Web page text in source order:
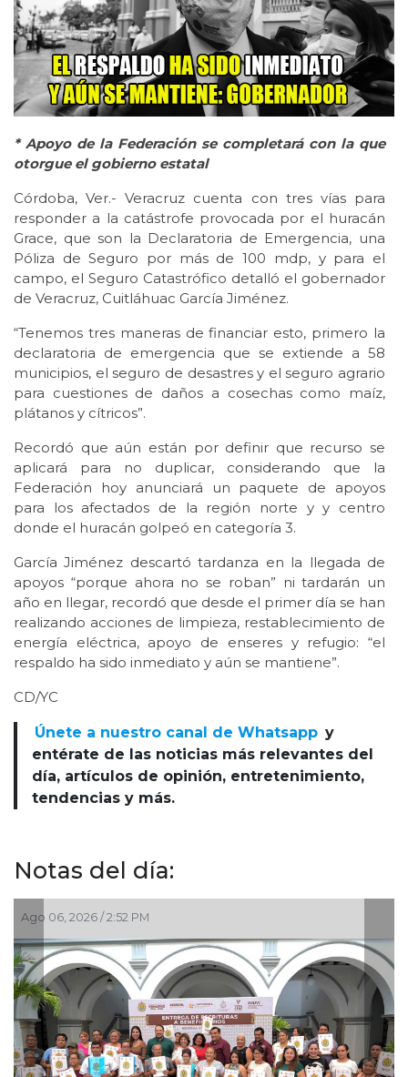
* Apoyo de la Federación se completará con la que
otorgue el gobierno estatal
Córdoba, Ver.- Veracruz cuenta con tres vías para
responder a la catástrofe provocada por el huracán
Grace, que son la Declaratoria de Emergencia, una
Póliza de Seguro por más de 100 mdp, y para el
campo, el Seguro Catastrófico detalló el gobernador
de Veracruz, Cuitláhuac García Jiménez.
“Tenemos tres maneras de financiar esto, primero la
declaratoria de emergencia que se extiende a 58
municipios, el seguro de desastres y el seguro agrario
para cuestiones de daños a cosechas como maíz,
plátanos y cítricos”.
Recordó que aún están por definir que recurso se
aplicará para no duplicar, considerando que la
Federación hoy anunciará un paquete de apoyos
para los afectados de la región norte y y centro
donde el huracán golpeó en categoría 3.
García Jiménez descartó tardanza en la llegada de
apoyos “porque ahora no se roban” ni tardarán un
año en llegar, recordó que desde el primer día se han
realizando acciones de limpieza, restablecimiento de
energía eléctrica, apoyo de enseres y refugio: “el
respaldo ha sido inmediato y aún se mantiene”.
CD/YC
Únete a nuestro canal de Whatsapp y
entérate de las noticias más relevantes del
día, artículos de opinión, entretenimiento,
tendencias y más.
Notas del día:
Ago 06, 2026 / 2:52 PM